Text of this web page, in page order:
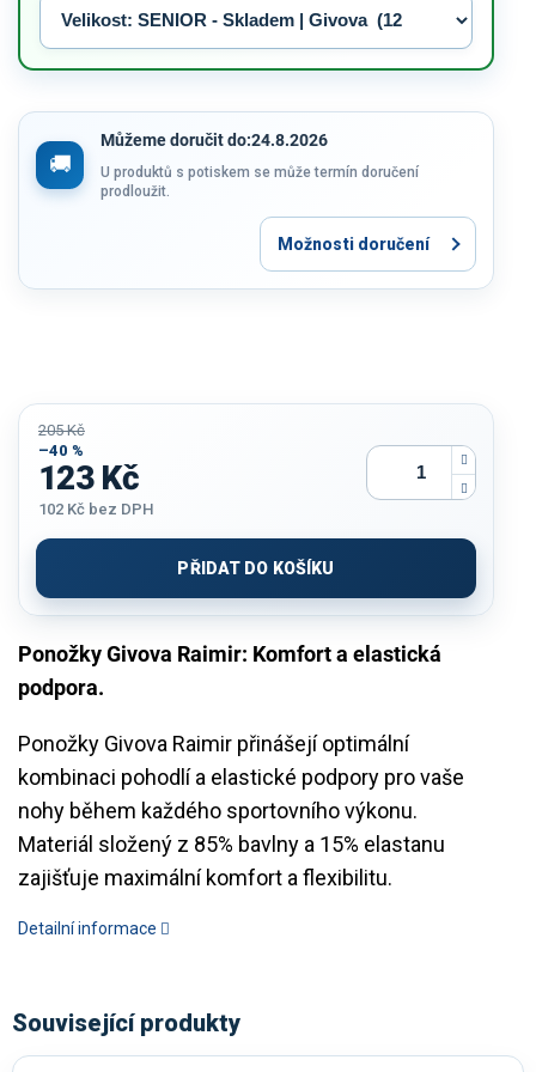
Můžeme doručit do:24.8.2026
U produktů s potiskem se může termín doručení
prodloužit.
Možnosti doručení
Ponožky Givova Raimir: Komfort a elastická
podpora.
Ponožky Givova Raimir přinášejí optimální
kombinaci pohodlí a elastické podpory pro vaše
nohy během každého sportovního výkonu.
Materiál složený z 85% bavlny a 15% elastanu
zajišťuje maximální komfort a flexibilitu.
Detailní informace
205 Kč
–40 %
123 Kč
102 Kč bez DPH
cena:
PŘIDAT DO KOŠÍKU
Související produkty